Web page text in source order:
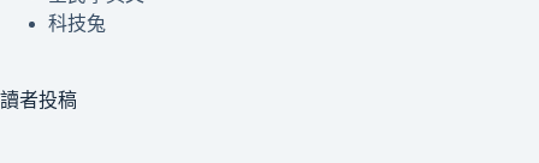
科技兔
讀者投稿